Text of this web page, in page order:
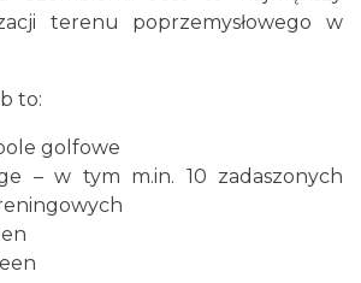
terenu poprzemysłowego w
to:
golfowe
– w tym m.in. 10 zadaszonych